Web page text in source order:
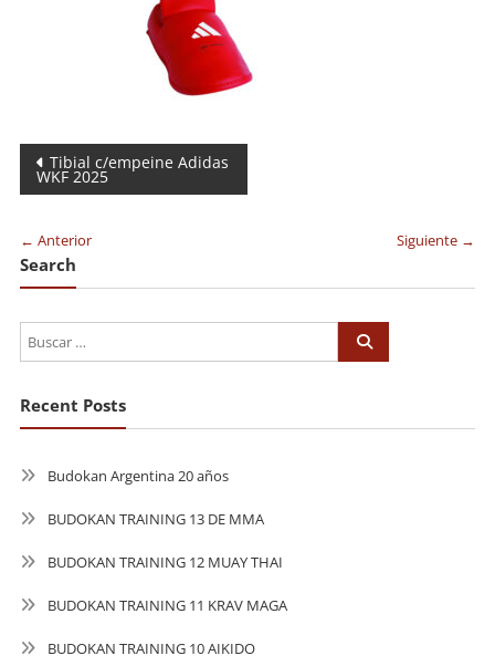
Navegación
de
entradas
Tibial c/empeine Adidas
WKF 2025
← Anterior Siguiente →
Search
Recent Posts
Budokan Argentina 20 años
BUDOKAN TRAINING 13 DE MMA
BUDOKAN TRAINING 12 MUAY THAI
BUDOKAN TRAINING 11 KRAV MAGA
BUDOKAN TRAINING 10 AIKIDO